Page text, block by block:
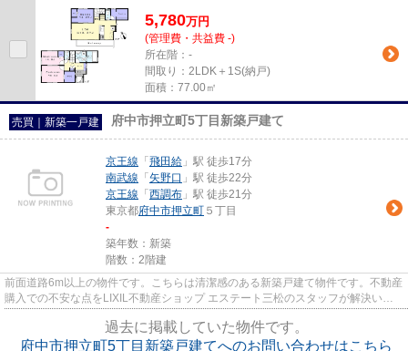
5,780万円
(管理費・共益費 -)
所在階：-
間取り：2LDK＋1S(納戸)
面積：77.00㎡
売買｜新築一戸建 府中市押立町5丁目新築戸建て
京王線 「 飛田給 」駅 徒歩17分
南武線 「 矢野口 」駅 徒歩22分
京王線 「 西調布 」駅 徒歩21分
東京都府中市押立町 ５丁目
-
築年数：新築
階数：2階建
前面道路6m以上の物件です。こちらは清潔感のある新築戸建て物件です。不動産
購入での不安な点をLIXIL不動産ショップ エステート三松のスタッフが解決いた
過去に掲載していた物件です。
府中市押立町5丁目新築戸建てへのお問い合わせはこちら